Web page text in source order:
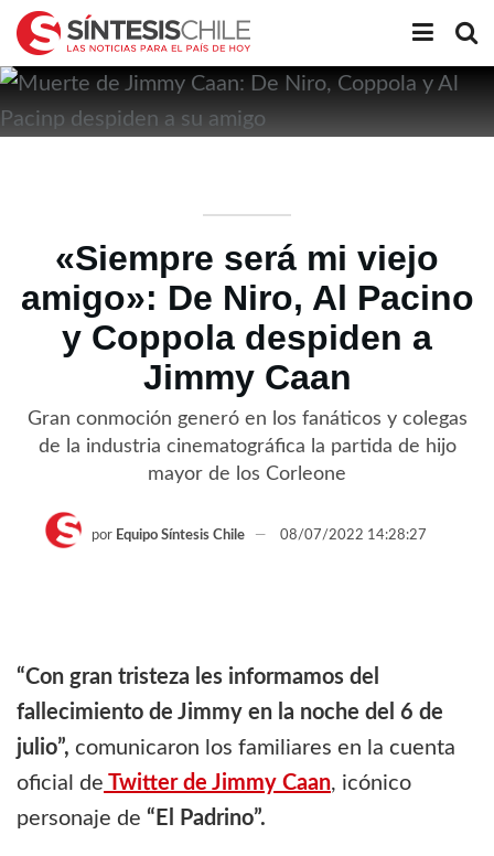
«Siempre será mi viejo
amigo»: De Niro, Al Pacino
y Coppola despiden a
Jimmy Caan
Gran conmoción generó en los fanáticos y colegas
de la industria cinematográfica la partida de hijo
mayor de los Corleone
por Equipo Síntesis Chile 08/07/2022 14:28:27
“Con gran tristeza les informamos del
fallecimiento de Jimmy en la noche del 6 de
julio”, comunicaron los familiares en la cuenta
oficial de Twitter de Jimmy Caan, icónico
personaje de “El Padrino”.